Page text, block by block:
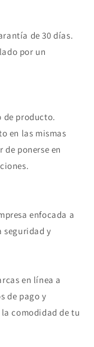
de 30 días.
por un
de producto.
en las mismas
de ponerse en
enfocada a
seguridad y
en línea a
de pago y
comodidad de tu